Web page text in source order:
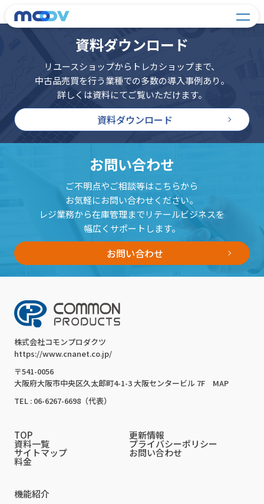
資料ダウンロード
リユースショップからトレカショップまで、
中古品売買を行う業種での多数の導入事例あり。
詳しくは資料にてご覧いただけます。
資料ダウンロード
お問い合わせ
ご不明点やご相談等はこちらから
お気軽にお問い合わせください。
レジ業務から在庫管理までリテールビジネスを
幅広くサポートします。
お問い合わせ
株式会社コモンプロダクツ
https://www.cnanet.co.jp/
〒541-0056
大阪府大阪市中央区久太郎町4-1-3 大阪センタービル 7F
MAP
TEL : 06-6267-6698（代表）
TOP 更新情報
資料一覧 プライバシーポリシー
サイトマップ お問い合わせ
料金
機能紹介